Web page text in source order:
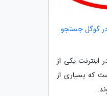
در گوگل جستجو
اینترنت یکی از
که بسیاری از